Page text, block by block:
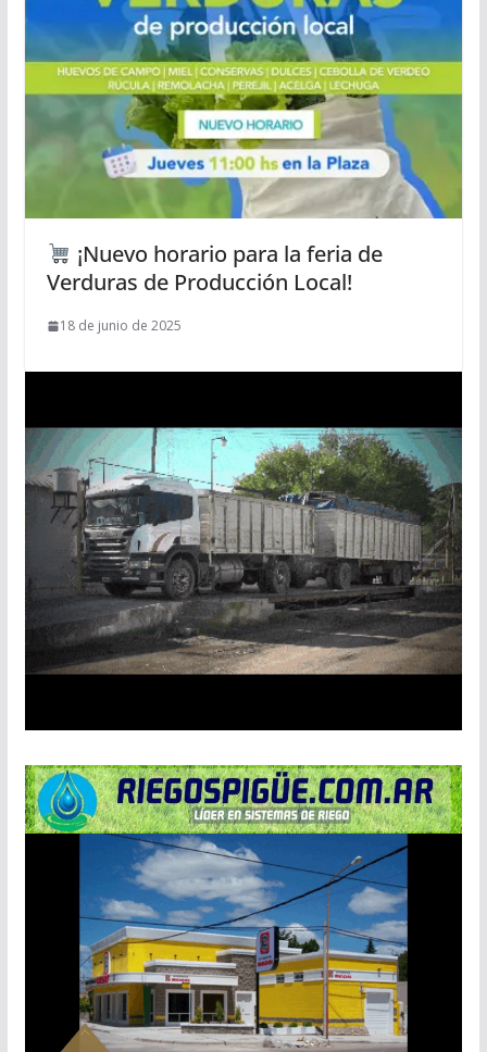
¡Nuevo horario para la feria de
Verduras de Producción Local!
18 de junio de 2025